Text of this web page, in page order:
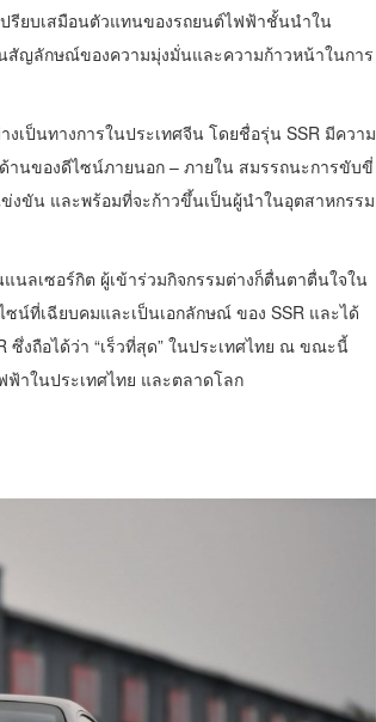
ปรียบเสมือนตัวแทนของรถยนต์ไฟฟ้าชั้นนำใน
สัญลักษณ์ของความมุ่งมั่นและความก้าวหน้าในการ
งเป็นทางการในประเทศจีน โดยชื่อรุ่น SSR มีความ
านของดีไซน์ภายนอก – ภายใน สมรรถนะการขับขี่
ขัน และพร้อมที่จะก้าวขึ้นเป็นผู้นำในอุตสาหกรรม
นลเซอร์กิต ผู้เข้าร่วมกิจกรรมต่างก็ตื่นตาตื่นใจใน
น์ที่เฉียบคมและเป็นเอกลักษณ์ ของ SSR และได้
ซึ่งถือได้ว่า “เร็วที่สุด” ในประเทศไทย ณ ขณะนี้
ฟ้าในประเทศไทย และตลาดโลก